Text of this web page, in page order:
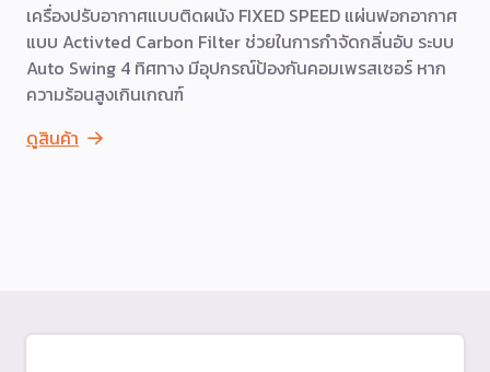
เครื่องปรับอากาศแบบติดผนัง FIXED SPEED แผ่นฟอกอากาศ
แบบ Activted Carbon Filter ช่วยในการกำจัดกลิ่นอับ ระบบ
Auto Swing 4 ทิศทาง มีอุปกรณ์ป้องกันคอมเพรสเซอร์ หาก
ความร้อนสูงเกินเกณฑ์
ดูสินค้า